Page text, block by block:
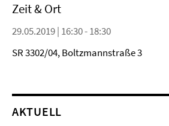
Zeit & Ort
29.05.2019 | 16:30 - 18:30
SR 3302/04, Boltzmannstraße 3
AKTUELL